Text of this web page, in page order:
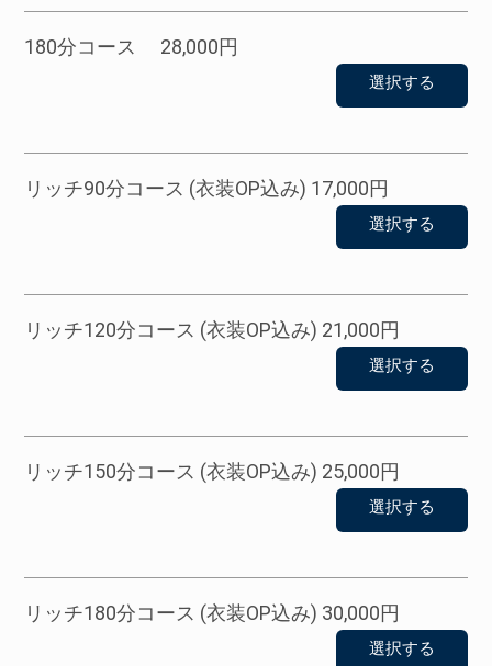
180分コース 28,000円
選択する
リッチ90分コース (衣装OP込み) 17,000円
選択する
リッチ120分コース (衣装OP込み) 21,000円
選択する
リッチ150分コース (衣装OP込み) 25,000円
選択する
リッチ180分コース (衣装OP込み) 30,000円
選択する